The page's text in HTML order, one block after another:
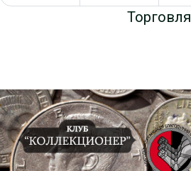
Торговля